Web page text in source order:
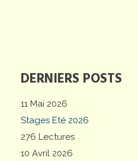
DERNIERS POSTS
11 Mai 2026
Stages Eté 2026
276 Lectures
10 Avril 2026